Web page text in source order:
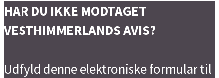
HAR DU IKKE MODTAGET
VESTHIMMERLANDS AVIS?
Udfyld denne elektroniske formular til